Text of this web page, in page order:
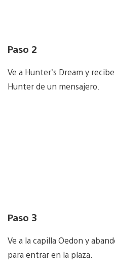
Paso 2
Ve a Hunter’s Dream y
Hunter de un mensajero.
Paso 3
Ve a la capilla Oedon y
para entrar en la plaza.